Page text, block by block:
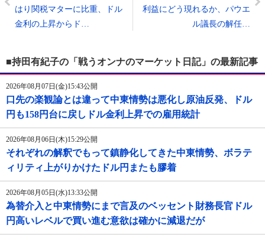
はり関税マターに比重、ドル
金利の上昇からド…
利益にどう現れるか、パウエ
ル議長の解任…
■持田有紀子の「戦うオンナのマーケット日記」の最新記事
2026年08月07日(金)15:43公開
口先の楽観論とは違って中東情勢は悪化し原油反発、ドル
円も158円台に戻しドル金利上昇での雇用統計
2026年08月06日(木)15:29公開
それぞれの解釈でもって鎮静化してきた中東情勢、ボラテ
ィリティ上がりかけたドル円またも膠着
2026年08月05日(水)13:33公開
為替介入と中東情勢にまで言及のベッセント財務長官ドル
円高いレベルで買い進む意欲は確かに減退だが